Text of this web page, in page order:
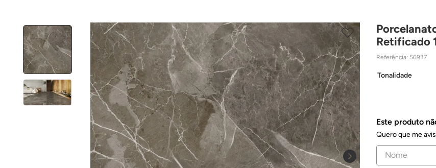
Retificado
Referência: 56937
Tonalidade
Este produto
Quero que me